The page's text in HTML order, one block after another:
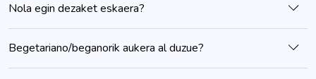
Nola egin dezaket eskaera?
Begetariano/beganorik aukera al duzue?